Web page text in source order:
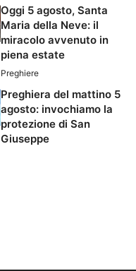
Oggi 5 agosto, Santa
Maria della Neve: il
miracolo avvenuto in
piena estate
Preghiere
Preghiera del mattino 5
agosto: invochiamo la
protezione di San
Giuseppe